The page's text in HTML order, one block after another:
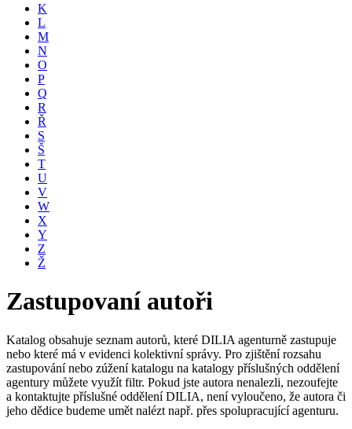
K
L
M
N
O
P
Q
R
Ř
S
Š
T
U
V
W
X
Y
Z
Ž
Zastupovaní autoři
Katalog obsahuje seznam autorů, které DILIA agenturně zastupuje
nebo které má v evidenci kolektivní správy. Pro zjištění rozsahu
zastupování nebo zúžení katalogu na katalogy příslušných oddělení
agentury můžete využít filtr. Pokud jste autora nenalezli, nezoufejte
a kontaktujte příslušné oddělení DILIA, není vyloučeno, že autora či
jeho dědice budeme umět nalézt např. přes spolupracující agenturu.